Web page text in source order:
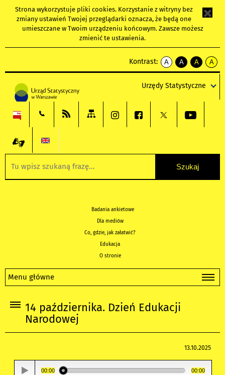
Strona wykorzystuje pliki cookies. Korzystanie z witryny bez
zmiany ustawień Twojej przeglądarki oznacza, że będą one
umieszczane w Twoim urządzeniu końcowym. Zawsze możesz
zmienić te ustawienia.
Kontrast:
A
kontrast
A
kontrast
tekst
czarnym
A
kontrast
tekst
czarnym
A
tekst
żółtym
Urzędy Statystyczne
Badania ankietowe
Dla mediów
Co, gdzie, jak załatwić?
Edukacja
O stronie
Menu główne
14 października. Dzień Edukacji
Narodowej
13.10.2025
00:00 00:00